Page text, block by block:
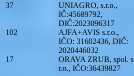
37
UNIAGRO, s.r.o.,
IČ:45689792,
DIČ:2023096317
102
AJFA+AVIS s.r.o.,
IČO: 31602436, DIČ:
2020446032
17
ORAVA ZRUB, spol. s
r.o., IČO:36439827